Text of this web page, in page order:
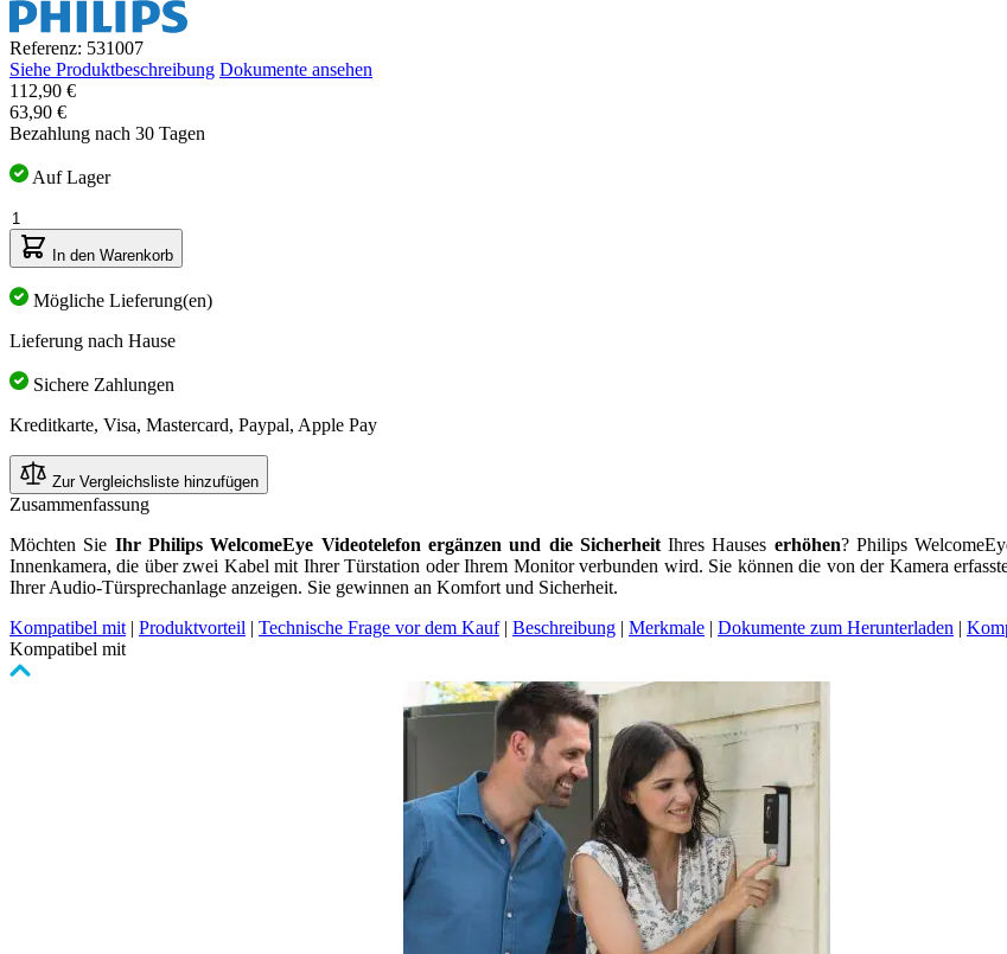
Referenz: 531007
Siehe Produktbeschreibung Dokumente ansehen
112,90 €
63,90 €
Bezahlung nach 30 Tagen
Auf Lager
Menge
In den Warenkorb
Mögliche Lieferung(en)
Lieferung nach Hause
Sichere Zahlungen
Kreditkarte, Visa, Mastercard, Paypal, Apple Pay
Zur Vergleichsliste hinzufügen
Zusammenfassung
Möchten Sie Ihr Philips WelcomeEye Videotelefon ergänzen und die SicherheitIhres Hauses erhöhen? Philips
Innenkamera, die über zwei Kabel mit Ihrer Türstation oder Ihrem Monitor verbunden wird. Sie können die von der Kamera
Ihrer Audio-Türsprechanlage anzeigen. Sie gewinnen an Komfort und Sicherheit.
Kompatibel mit | Produktvorteil | Technische Frage vor dem Kauf | Beschreibung | Merkmale | Dokumente zum Herunterladen |
Kompatibel mit